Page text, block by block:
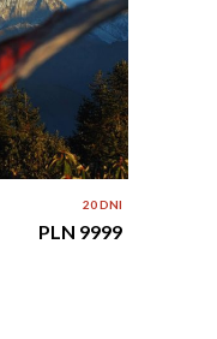
20 DNI
PLN 9999